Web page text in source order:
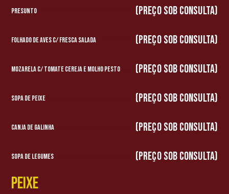
Presunto (preço sob consulta)
Folhado de Aves c/ Fresca Salada (preço sob consulta)
Mozarela c/ Tomate Cereja e Molho Pesto (preço sob consulta)
Sopa de Peixe (preço sob consulta)
Canja de Galinha (preço sob consulta)
Sopa de Legumes (preço sob consulta)
Peixe